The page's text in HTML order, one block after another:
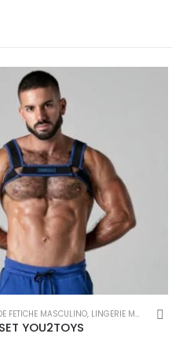
FETICHE MASCULINO, LINGERIE MASCULINA
YOU2TOYS
Encomendas
Envios e
Formas de
Despesas de